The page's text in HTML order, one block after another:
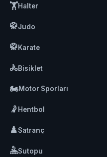
🏋️Halter
🥋Judo
🥋Karate
🚴Bisiklet
🏍️Motor Sporları
🤾 Hentbol
♟️Satranç
🤽Sutopu